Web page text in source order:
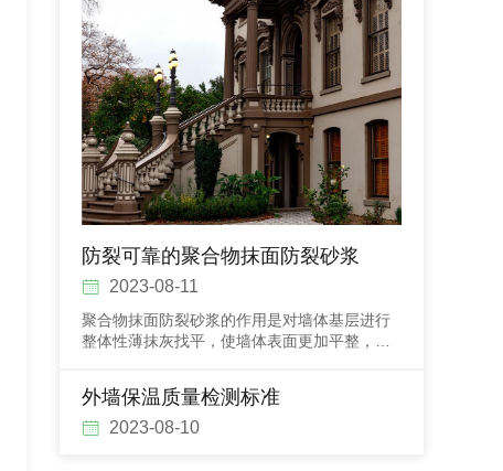
防裂可靠的聚合物抹面防裂砂浆
2023-08-11
聚合物抹面防裂砂浆的作用是对墙体基层进行
整体性薄抹灰找平，使墙体表面更加平整，为
砂浆出现粉化、空鼓、脱落、开裂等质量隐
患，将会严重影响后面腻子和涂料的效果，再
好的腻子和涂料也会跟着出现问题，
外墙保温质量检测标准
2023-08-10